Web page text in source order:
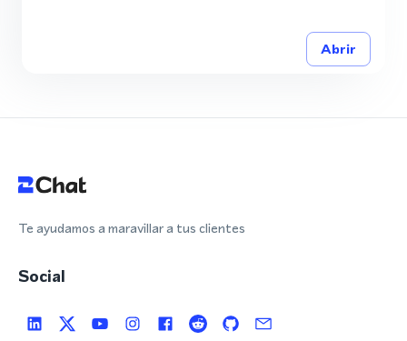
Abrir
Te ayudamos a maravillar a tus clientes
Social